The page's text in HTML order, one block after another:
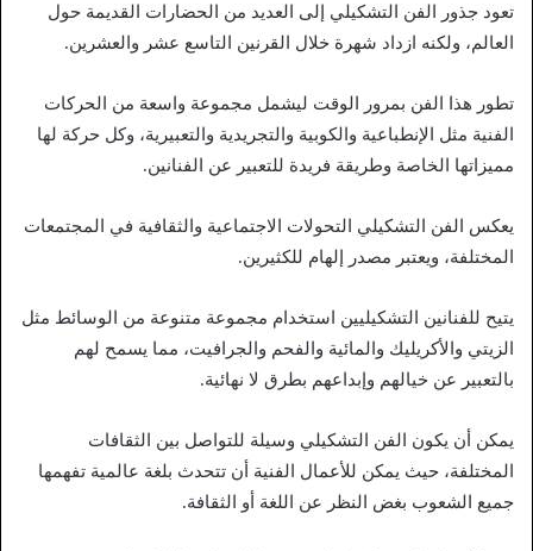
تعود جذور الفن التشكيلي إلى العديد من الحضارات القديمة حول
العالم، ولكنه ازداد شهرة خلال القرنين التاسع عشر والعشرين.
تطور هذا الفن بمرور الوقت ليشمل مجموعة واسعة من الحركات
الفنية مثل الإنطباعية والكوبية والتجريدية والتعبيرية، وكل حركة لها
مميزاتها الخاصة وطريقة فريدة للتعبير عن الفنانين.
يعكس الفن التشكيلي التحولات الاجتماعية والثقافية في المجتمعات
المختلفة، ويعتبر مصدر إلهام للكثيرين.
يتيح للفنانين التشكيليين استخدام مجموعة متنوعة من الوسائط مثل
الزيتي والأكريليك والمائية والفحم والجرافيت، مما يسمح لهم
بالتعبير عن خيالهم وإبداعهم بطرق لا نهائية.
يمكن أن يكون الفن التشكيلي وسيلة للتواصل بين الثقافات
المختلفة، حيث يمكن للأعمال الفنية أن تتحدث بلغة عالمية تفهمها
جميع الشعوب بغض النظر عن اللغة أو الثقافة.